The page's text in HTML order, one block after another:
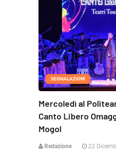
SEGNALAZIONI
Mercoledì al
Canto Libero
Mogol
Redazione 22